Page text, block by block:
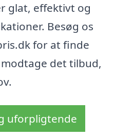
glat, effektivt og
Besøg os
for at finde
det tilbud,
uforpligtende